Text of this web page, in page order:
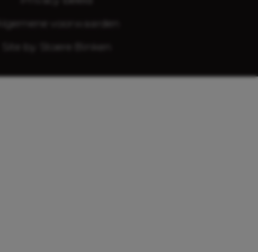
Algemene voorwaarden